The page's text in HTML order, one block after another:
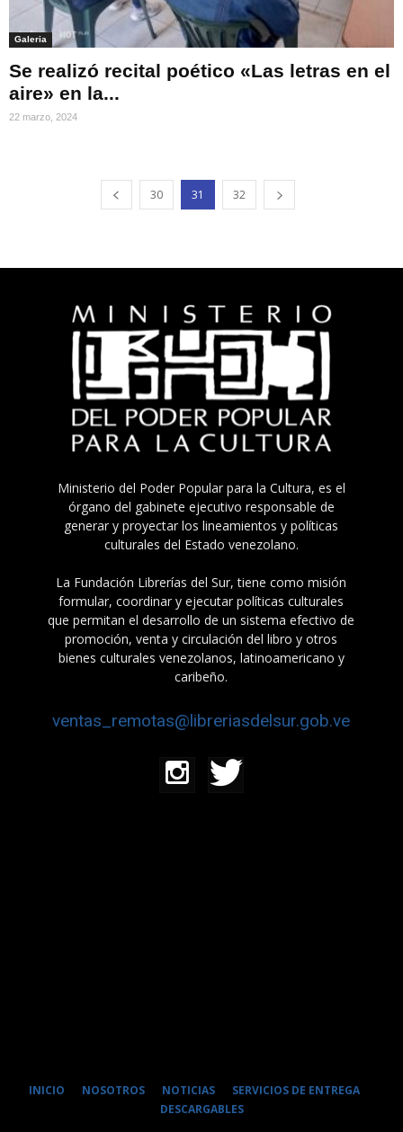
Galeria
Se realizó recital poético «Las letras en el
aire» en la...
22 marzo, 2024
30 31 32
Ministerio del Poder Popular para la Cultura, es el
órgano del gabinete ejecutivo responsable de
generar y proyectar los lineamientos y políticas
culturales del Estado venezolano.
La Fundación Librerías del Sur, tiene como misión
formular, coordinar y ejecutar políticas culturales
que permitan el desarrollo de un sistema efectivo de
promoción, venta y circulación del libro y otros
bienes culturales venezolanos, latinoamericano y
caribeño.
ventas_remotas@libreriasdelsur.gob.ve
INICIO NOSOTROS NOTICIAS
SERVICIOS DE ENTREGA
DESCARGABLES